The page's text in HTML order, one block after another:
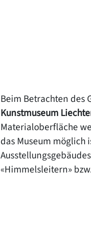
Beim Betrachten des
Kunstmuseum
Materialoberfläche
das Museum möglich
«Himmelsleitern»